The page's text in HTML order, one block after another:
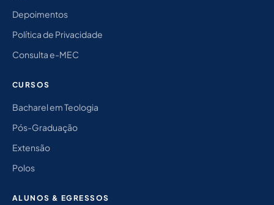
Depoimentos
Política de Privacidade
Consulta e-MEC
CURSOS
Bacharel em Teologia
Pós-Graduação
Extensão
Polos
ALUNOS & EGRESSOS